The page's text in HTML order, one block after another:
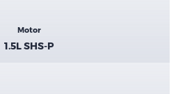
Motor
1.5L SHS-P